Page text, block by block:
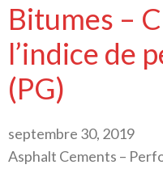
Bitumes –
l’indice de
(PG)
septembre 30, 2019
Asphalt Cements –